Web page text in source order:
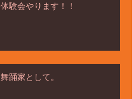
体験会やります！！
舞踊家として。